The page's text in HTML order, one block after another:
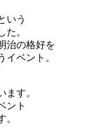
いう
た。
治の格好を
イベント。
ます。
ント
。